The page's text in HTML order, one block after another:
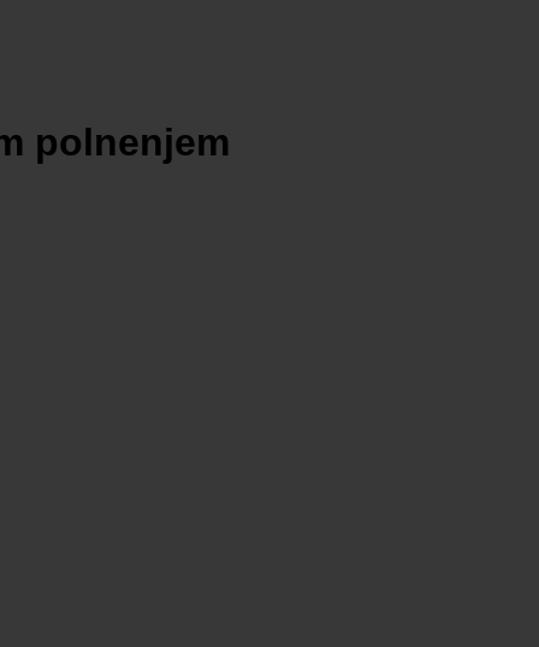
polnenjem